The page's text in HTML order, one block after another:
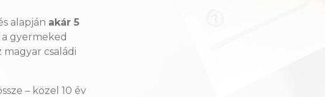
alapján akár 5
gyermeked
magyar családi
– közel 10 év